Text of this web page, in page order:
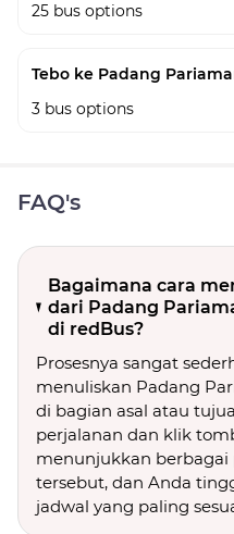
25 bus options
Tebo ke Padang
3 bus options
FAQ's
Bagaimana cara
dari Padang
di redBus?
Prosesnya sangat
menuliskan Padang
di bagian asal atau
perjalanan dan klik
menunjukkan
tersebut, dan Anda
jadwal yang paling